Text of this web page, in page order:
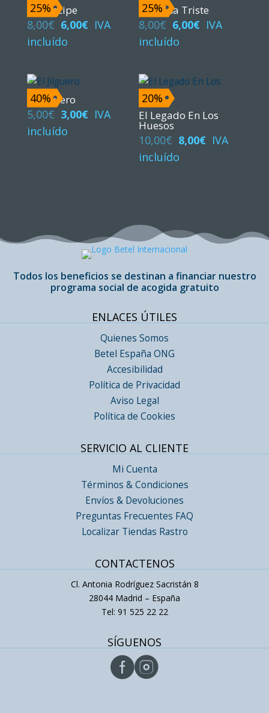
25%
El Principe
8,00€ El
precio
8,00€.
6,00€ El
IVA
incluído
25%
La Reina Triste
8,00€ El
precio
8,00€.
6,00€ El
6,00€.
IVA
incluído
40%
El Jilguero
5,00€ El
precio
3,00€ El
IVA
incluído
20%
El Legado En Los
Huesos
10,00€ El
precio
8,00€ El
IVA
incluído
Todos los beneficios se destinan a financiar nuestro
programa social de acogida gratuito
ENLACES ÚTILES
Quienes Somos
Betel España ONG
Accesibilidad
Política de Privacidad
Aviso Legal
Política de Cookies
SERVICIO AL CLIENTE
Mi Cuenta
Términos & Condiciones
Envíos & Devoluciones
Preguntas Frecuentes FAQ
Localizar Tiendas Rastro
CONTACTENOS
Cl. Antonia Rodríguez Sacristán 8
28044 Madrid – España
Tel: 91 525 22 22
SÍGUENOS
